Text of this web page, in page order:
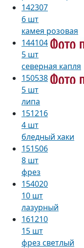
142307
6 шт
камея розовая
144104
5 шт
северная капля
150538
5 шт
липа
151216
4 шт
бледный хаки
151506
8 шт
фрез
154020
10 шт
лазурный
161210
15 шт
фрез светлый